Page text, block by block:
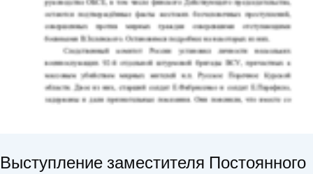
Выступление заместителя Постоянного